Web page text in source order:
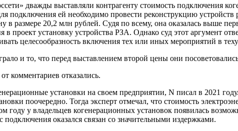
дважды выставляли контрагенту стоимость подключения
подключения ей необходимо провести реконструкцию
в размере 20,2 млн рублей. Судя по всему, она оказалась выше
в проект установку устройства РЗА. Однако суд этот аргумент
целесообразность включения тех или иных мероприятий в
и то, что перед выставлением второй цены они
комментариев отказались.
установки на своем предприятии, N писал в 2021
поочередно. Тогда эксперт отмечал, что стоимость
году у владельцев когенерационных установок появилась
оказался связан со значительными издержками.